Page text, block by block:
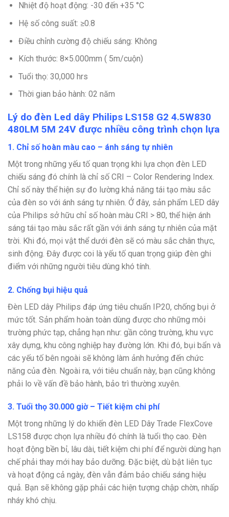
Nhiệt độ hoạt động: -30 đến +35 °C
Hệ số công suất: ≥0.8
Điều chỉnh cường độ chiếu sáng: Không
Kích thước: 8×5.000mm ( 5m/cuộn)
Tuổi thọ: 30,000 hrs
Thời gian bảo hành: 02 năm
Lý do đèn Led dây Philips LS158 G2 4.5W830
480LM 5M 24V được nhiều công trình chọn lựa
1. Chỉ số hoàn màu cao – ánh sáng tự nhiên
Một trong những yếu tố quan trọng khi lựa chọn đèn LED
chiếu sáng đó chính là chỉ số CRI – Color Rendering Index.
Chỉ số này thể hiện sự đo lường khả năng tái tạo màu sắc
của đèn so với ánh sáng tự nhiên. Ở đây, sản phẩm LED dây
của Philips sở hữu chỉ số hoàn màu CRI > 80, thể hiện ánh
sáng tái tạo màu sắc rất gần với ánh sáng tự nhiên của mặt
trời. Khi đó, mọi vật thể dưới đèn sẽ có màu sắc chân thực,
sinh động. Đây được coi là yếu tố quan trọng giúp đèn ghi
điểm với những người tiêu dùng khó tính.
2. Chống bụi hiệu quả
Đèn LED dây Philips đáp ứng tiêu chuẩn IP20, chống bụi ở
mức tốt. Sản phẩm hoàn toàn dùng được cho những môi
trường phức tạp, chẳng hạn như: gần công trường, khu vực
xây dựng, khu công nghiệp hay đường lớn. Khi đó, bụi bẩn và
các yếu tố bên ngoài sẽ không làm ảnh hưởng đến chức
năng của đèn. Ngoài ra, với tiêu chuẩn này, bạn cũng không
phải lo về vấn đề bảo hành, bảo trì thường xuyên.
3. Tuổi thọ 30.000 giờ – Tiết kiệm chi phí
Một trong những lý do khiến đèn LED Dây Trade FlexCove
LS158 được chọn lựa nhiều đó chính là tuổi thọ cao. Đèn
hoạt động bền bỉ, lâu dài, tiết kiệm chi phí để người dùng hạn
chế phải thay mới hay bảo dưỡng. Đặc biệt, dù bật liên tục
và hoạt động cả ngày, đèn vẫn đảm bảo chiếu sáng hiệu
quả. Bạn sẽ không gặp phải các hiện tượng chập chờn, nhấp
nháy khó chịu.